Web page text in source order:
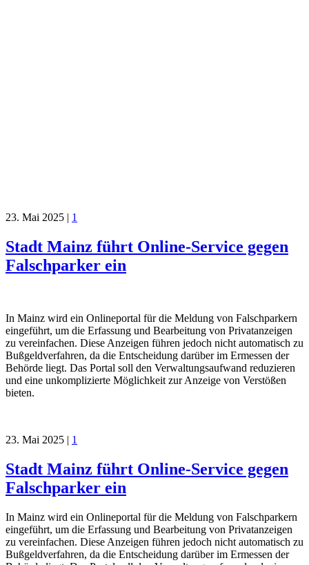
23. Mai 2025 | 1
Stadt Mainz führt Online-Service gegen
Falschparker ein
In Mainz wird ein Onlineportal für die Meldung von Falschparkern
eingeführt, um die Erfassung und Bearbeitung von Privatanzeigen
zu vereinfachen. Diese Anzeigen führen jedoch nicht automatisch zu
Bußgeldverfahren, da die Entscheidung darüber im Ermessen der
Behörde liegt. Das Portal soll den Verwaltungsaufwand reduzieren
und eine unkomplizierte Möglichkeit zur Anzeige von Verstößen
bieten.
23. Mai 2025 | 1
Stadt Mainz führt Online-Service gegen
Falschparker ein
In Mainz wird ein Onlineportal für die Meldung von Falschparkern
eingeführt, um die Erfassung und Bearbeitung von Privatanzeigen
zu vereinfachen. Diese Anzeigen führen jedoch nicht automatisch zu
Bußgeldverfahren, da die Entscheidung darüber im Ermessen der